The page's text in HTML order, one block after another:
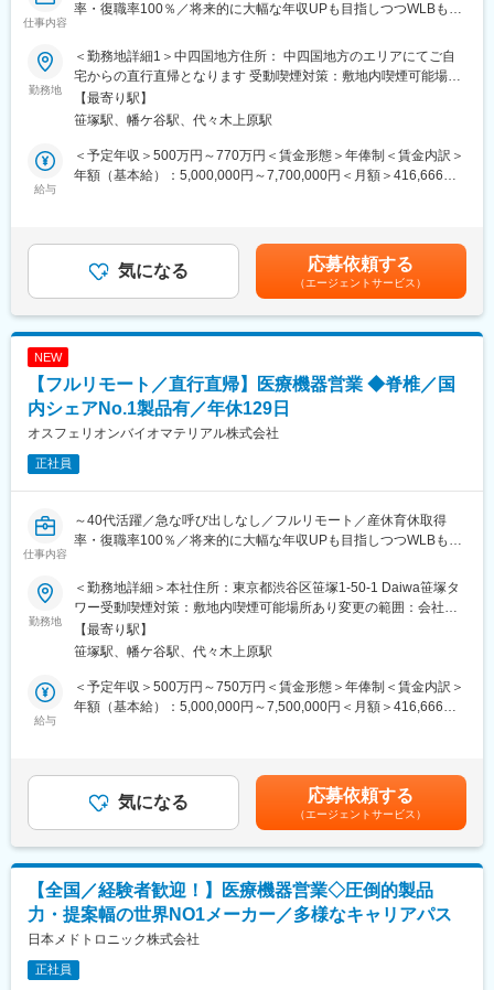
仕事内容
率・復職率100％／将来的に大幅な年収UPも目指しつつWLBも担
★フルリモートで自宅から顧客先へ直行直帰の営業スタイル、全
国どこでも勤務可能！
★予定手術が大半のため緊急呼び出しはなし！
★WLBを改善したくて入社している社員多数！
★セラミックス人工骨の国内シェアNo.1企業！
マーケティング業務のサポートをお任せいたします。
医師から製品の開発提案を頂いた場合は、自社の開発部門と連
携・ディスカッションをするケースもあります。
・開発部門との改良・臨床導入連携
※営業担当には営業車が各自1台割り当てられ、原則は自宅から営
■休暇
有休取得に関して、積極取得を掲げています。
長期休暇にも寛容であり、今年のGWは、30日・１日も休業日と
■組織体制：
■同社の特色：
１、民間のシンクタンクの調査では、整形外科向けセラミックス
２、入社と同時に有給休暇を比例付与。社員の産休育休取得率お
よび復職率は契約社員を含め100％。
３、従業員からのアイデアや提案を賞賛。主体性のある方はやり
がいを感じられます。
４、社内は社長、副社長問わず「さん」付けで呼び合う風通しの
良い風土があり、これまでの新卒社員の定着率は9割超と勤務しや
すい風土が整っています。
勤務地
＜勤務地詳細1＞中四国地方住所： 中四国地方のエリアにてご自
宅からの直行直帰となります 受動喫煙対策：敷地内喫煙可能場所
あり＜勤務地詳細2＞本社住所：東京都渋谷区笹塚1-50-1 Daiwa
笹塚タワー受動喫煙対策：敷地内喫煙可能場所あり変更の範囲：
【最寄り駅】
笹塚駅、幡ケ谷駅、代々木上原駅
給与
＜予定年収＞500万円～770万円＜賃金形態＞年俸制＜賃金内訳＞
年額（基本給）：5,000,000円～7,700,000円＜月額＞416,666円
ず）：年2回。半期ごとに予算の達成に応じて支給。（0～100万
円/半期）賃金はあくまでも目安の金額であり、選考を通じて上下
する可能性があります。月給(月額)は固定手当を含めた表記です。
気になる 応募依頼する
（エージェントサービス）
NEW
【フルリモート／直行直帰】医療機器営業 ◆脊椎／国
内シェアNo.1製品有／年休129日
オスフェリオンバイオマテリアル株式会社
正社員
仕事内容
～40代活躍／急な呼び出しなし／フルリモート／産休育休取得
率・復職率100％／将来的に大幅な年収UPも目指しつつWLBも担
★フルリモートで自宅から顧客先へ直行直帰の営業スタイル、全
国どこでも勤務可能！
★予定手術が大半のため緊急呼び出しはなし！
★WLBを改善したくて入社している社員多数！
★年休129日×土日祝休み／産休育休取得率・復職率100％で働き
方◎
整形外科向けの人工骨等を研究開発・製造する当社にて、脊椎領
域（椎弓形成術に用いられる固定材）の営業活動、マーケティン
グ業務のサポートをお任せいたします。
単なる製品営業ではなく新しい手術方法などを医師に紹介するな
ど、医療現場に入り込んだ提案が可能です。手術の立ち合いは、
平均週3件ほど、立会い時間は1件あたり、２～3.5時間程度です。
医師から製品の開発提案を頂いた場合は、自社の開発部門と連
携・ディスカッションをするケースもあります。他部門の営業に
同行し医師に情報提供を行うこともあります。
勤務地
＜勤務地詳細＞本社住所：東京都渋谷区笹塚1-50-1 Daiwa笹塚タ
ワー受動喫煙対策：敷地内喫煙可能場所あり変更の範囲：会社の
定める事業所（リモートワーク含む）
【最寄り駅】
笹塚駅、幡ケ谷駅、代々木上原駅
給与
＜予定年収＞500万円～750万円＜賃金形態＞年俸制＜賃金内訳＞
年額（基本給）：5,000,000円～7,500,000円＜月額＞416,666円
収額に含まず）：年2回。半期ごとに予算の達成に応じて支給。
（0～100万円/半期）賃金はあくまでも目安の金額であり、選考を
通じて上下する可能性があります。月給(月額)は固定手当を含めた
表記です。
気になる 応募依頼する
（エージェントサービス）
【全国／経験者歓迎！】医療機器営業◇圧倒的製品
力・提案幅の世界NO1メーカー／多様なキャリアパス
日本メドトロニック株式会社
正社員